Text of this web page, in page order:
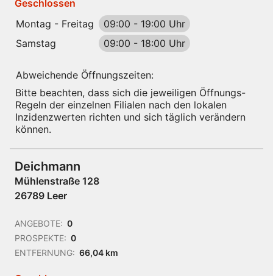
Geschlossen
Montag - Freitag
09:00 - 19:00 Uhr
Samstag
09:00 - 18:00 Uhr
Abweichende Öffnungszeiten:
Bitte beachten, dass sich die jeweiligen Öffnungs-
Regeln der einzelnen Filialen nach den lokalen
Inzidenzwerten richten und sich täglich verändern
können.
Deichmann
Mühlenstraße 128
26789 Leer
ANGEBOTE: 0
PROSPEKTE: 0
ENTFERNUNG: 66,04 km